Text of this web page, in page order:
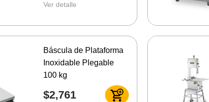
Ver detalle
Báscula de Plataforma
Inoxidable Plegable
100 kg
$2,761